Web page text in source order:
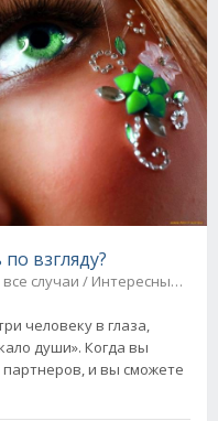
взгляду?
Советы на все случаи / Интересные
человеку в глаза,
души». Когда вы
и вы сможете